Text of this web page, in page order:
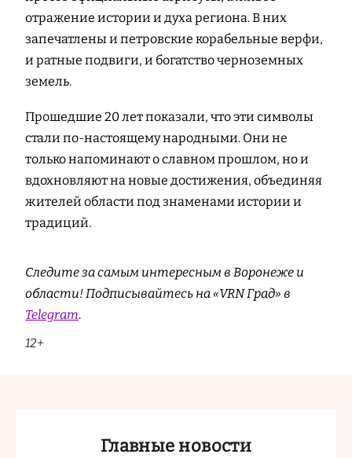
отражение истории и духа региона. В них
запечатлены и петровские корабельные верфи,
и ратные подвиги, и богатство черноземных
земель.
Прошедшие 20 лет показали, что эти символы
стали по-настоящему народными. Они не
только напоминают о славном прошлом, но и
вдохновляют на новые достижения, объединяя
жителей области под знаменами истории и
традиций.
Следите за самым интересным в Воронеже и
области! Подписывайтесь на «VRN Град» в
Telegram.
12+
Главные новости